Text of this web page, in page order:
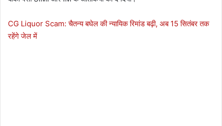
CG Liquor Scam: चैतन्य बघेल की न्यायिक रिमांड बढ़ी, अब 15 सितंबर तक
रहेंगे जेल में